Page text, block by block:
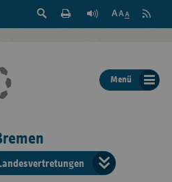
Suche
der
Seite
Feed
Menü